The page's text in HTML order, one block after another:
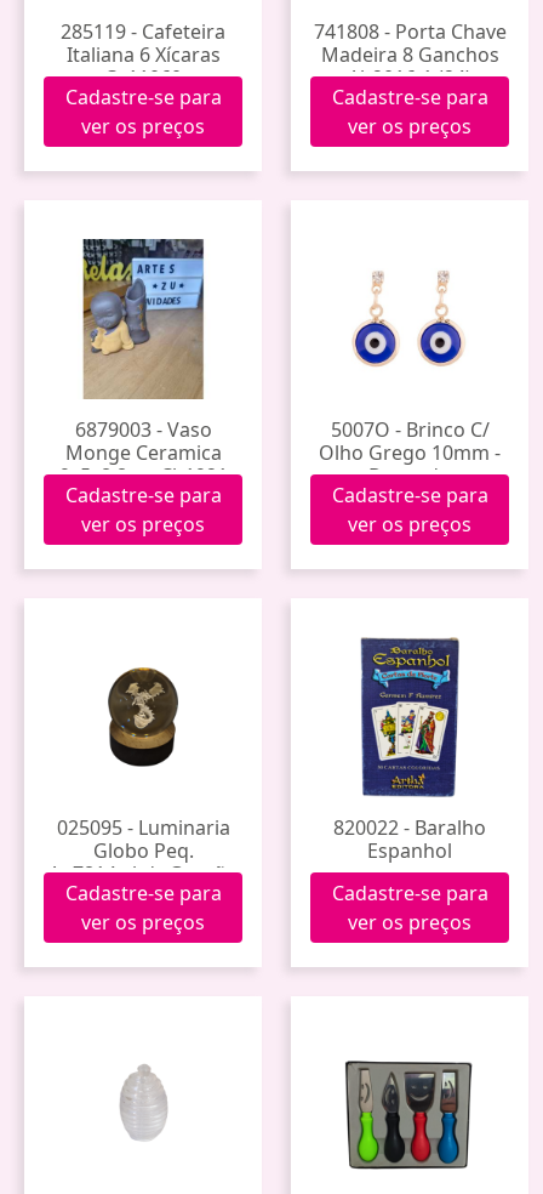
285119 - Cafeteira
Italiana 6 Xícaras
Ca11060
Cadastre-se para
ver os preços
741808 - Porta Chave
Madeira 8 Ganchos
Ab2016-1 (24)
Cadastre-se para
ver os preços
6879003 - Vaso
Monge Ceramica
9x5x8,8cm Cb1921
Cadastre-se para
ver os preços
5007O - Brinco C/
Olho Grego 10mm -
Dourado
Cadastre-se para
ver os preços
025095 - Luminaria
Globo Peq.
Ap7814wl-dr Gragão
Bola
Cadastre-se para
ver os preços
820022 - Baralho
Espanhol
Cadastre-se para
ver os preços